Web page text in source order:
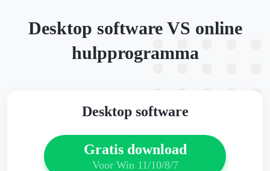
Desktop software VS online
hulpprogramma
Desktop software
Gratis download
Voor Win 11/10/8/7